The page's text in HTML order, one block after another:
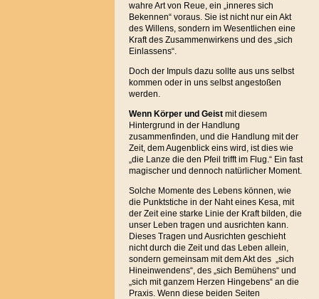
wahre Art von Reue, ein „inneres sich
Bekennen“ voraus. Sie ist nicht nur ein Akt
des Willens, sondern im Wesentlichen eine
Kraft des Zusammenwirkens und des „sich
Einlassens“.
Doch der Impuls dazu sollte aus uns selbst
kommen oder in uns selbst angestoßen
werden.
Wenn Körper und Geistmit diesem
Hintergrund in der Handlung
zusammenfinden, und die Handlung mit der
Zeit, dem Augenblick eins wird, ist dies wie
„die Lanze die den Pfeil trifft im Flug.“ Ein fast
magischer und dennoch natürlicher Moment.
Solche Momente des Lebens können, wie
die Punktstiche in der Naht eines Kesa, mit
der Zeit eine starke Linie der Kraft bilden, die
unser Leben tragen und ausrichten kann.
Dieses Tragen und Ausrichten geschieht
nicht durch die Zeit und das Leben allein,
sondern gemeinsam mit dem Akt des „sich
Hineinwendens“, des „sich Bemühens“ und
„sich mit ganzem Herzen Hingebens“ an die
Praxis. Wenn diese beiden Seiten